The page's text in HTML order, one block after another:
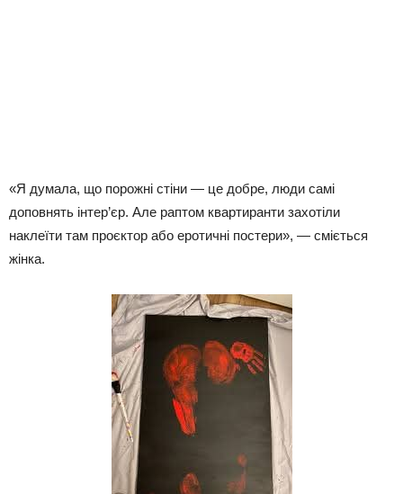
«Я думала, що порожні стіни — це добре, люди самі
доповнять інтер’єр. Але раптом квартиранти захотіли
наклеїти там проєктор або еротичні постери», — сміється
жінка.